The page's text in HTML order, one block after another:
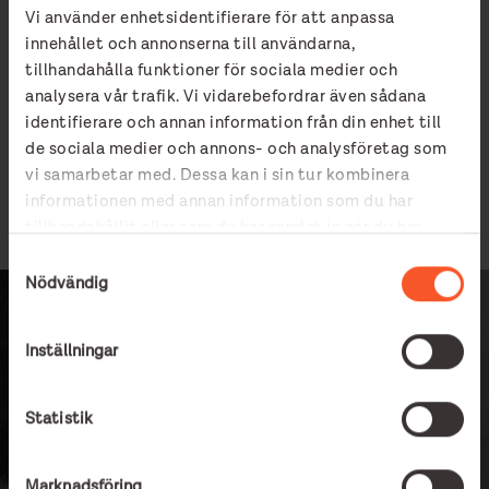
Vi använder enhetsidentifierare för att anpassa
innehållet och annonserna till användarna,
tillhandahålla funktioner för sociala medier och
analysera vår trafik. Vi vidarebefordrar även sådana
identifierare och annan information från din enhet till
de sociala medier och annons- och analysföretag som
vi samarbetar med. Dessa kan i sin tur kombinera
informationen med annan information som du har
Nödvändig
Inställningar
Statistik
betala sin hyra.
”Det är bra att regeringen väljer att fokusera på Bostad
först, som är en mycket väl fungerande modell, men vi skulle
också gärna se att den nationella hemlöshetsstrategin
Att 27 000 personer ska behöva leva i hemlöshet i ett
välfärdsland som Sverige är problematiskt. Varje människa i
Att 27 000 personer ska
behöva leva i hemlöshet
i ett välfärdsland som
Sverige är problematiskt.